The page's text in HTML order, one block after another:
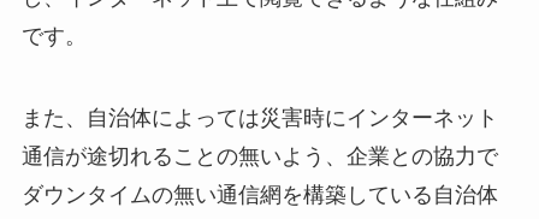
です。
また、自治体によっては災害時にインターネット
通信が途切れることの無いよう、企業との協力で
ダウンタイムの無い通信網を構築している自治体